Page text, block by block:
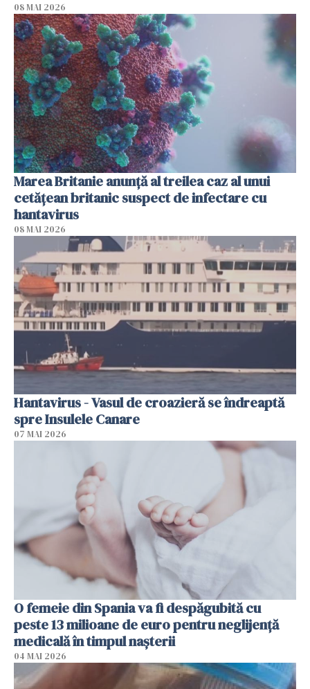
08 MAI 2026
Marea Britanie anunţă al treilea caz al unui
cetăţean britanic suspect de infectare cu
hantavirus
08 MAI 2026
Hantavirus - Vasul de croazieră se îndreaptă
spre Insulele Canare
07 MAI 2026
O femeie din Spania va fi despăgubită cu
peste 13 milioane de euro pentru neglijenţă
medicală în timpul naşterii
04 MAI 2026